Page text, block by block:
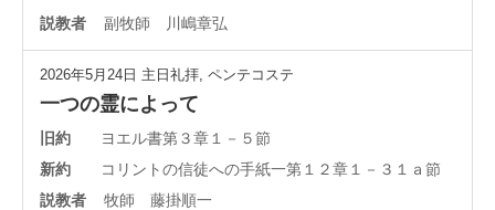
説教者
副牧師 川嶋章弘
2026年5月24日 主日礼拝 ペンテコステ
一つの霊によって
旧約
ヨエル書第３章１－５節
新約
コリントの信徒への手紙一第１２章１－３１ａ節
説教者
牧師 藤掛順一